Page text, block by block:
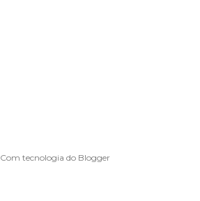
Com tecnologia do Blogger